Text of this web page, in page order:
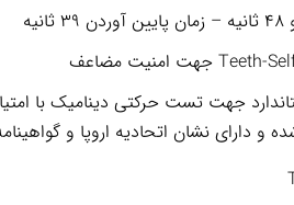
دینامیک با امتیاز ۱۲۵ درصد و تست ساکن استاتیک با امتیاز ۱۵۰